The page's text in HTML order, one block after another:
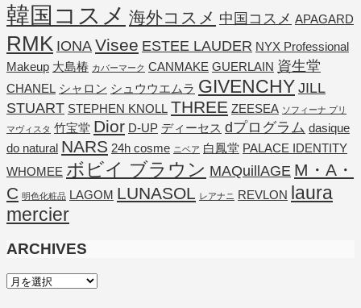
韓国コスメ 海外コスメ 中国コスメ APAGARD
RMK IONAVisee ESTEE LAUDER NYX Professional
Makeup 大島椿 カバーマーク CANMAKE GUERLAIN 資生堂
CHANEL シャロン シュウウエムラ GIVENCHYJILL
STUART STEPHEN KNOLL THREE ZEESEA ソフィーナ プリ
マヴィスタ 竹宝堂 Dior D-UP ディーセス dプログラム dasique
do natural NARS 24h cosme ニベア 白鳳堂 PALACE IDENTITY
WHOMEE ボビイ ブラウン MAQuillAGE M・A・
C 明色化粧品 LAGOM LUNASOL レアナニ REVLON laura
mercier
ARCHIVES
ARCHIVES